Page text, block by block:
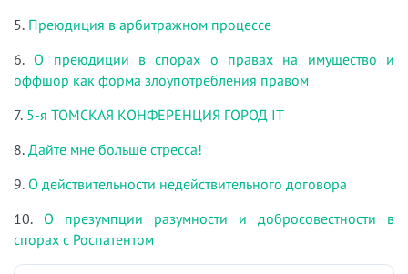
5. Преюдиция в арбитражном процессе
6.О преюдиции в спорах о правах на имущество и
оффшор как форма злоупотребления правом
7. 5-я ТОМСКАЯ КОНФЕРЕНЦИЯ ГОРОД IT
8. Дайте мне больше стресса!
9. О действительности недействительного договора
10. О презумпции разумности и добросовестности в
спорах с Роспатентом